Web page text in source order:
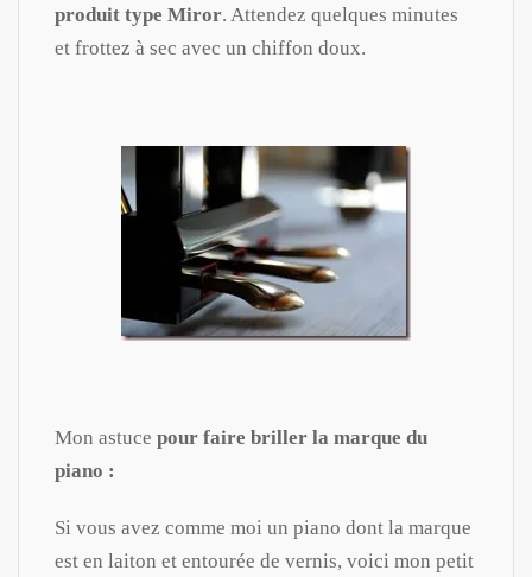
produit type Miror. Attendez quelques minutes
et frottez à sec avec un chiffon doux.
Mon astuce pour faire briller la marque du
piano :
Si vous avez comme moi un piano dont la marque
est en laiton et entourée de vernis, voici mon petit